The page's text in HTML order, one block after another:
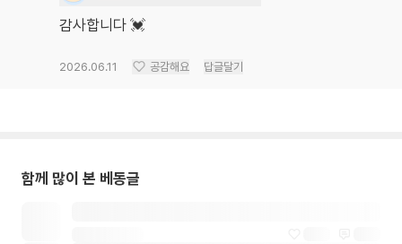
감사합니다 💓
2026.06.11 공감해요 답글달기
함께 많이 본 베동글